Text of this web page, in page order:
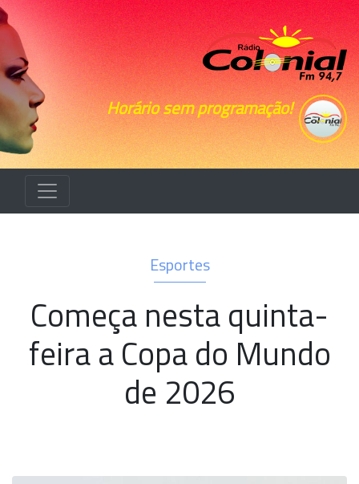
Horário sem programação!
Esportes
Começa nesta quinta-
feira a Copa do Mundo
de 2026